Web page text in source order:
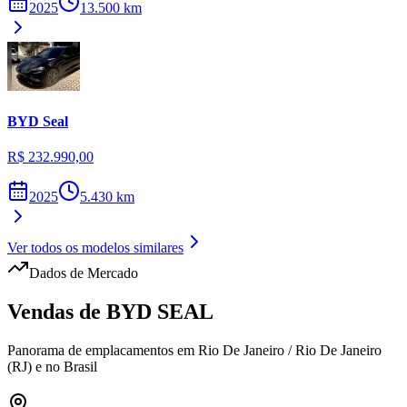
2025 13.500 km
BYD Seal
R$ 232.990,00
2025 5.430 km
Ver todos os modelos similares
Dados de Mercado
Vendas de BYD SEAL
Panorama de emplacamentos em Rio De Janeiro / Rio De Janeiro
(RJ) e no Brasil